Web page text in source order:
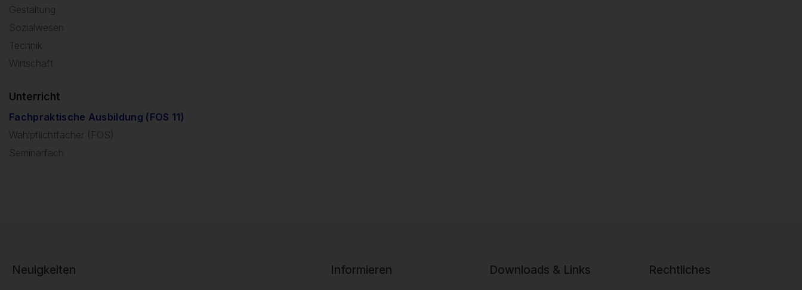
Gestaltung
Sozialwesen
Technik
Wirtschaft
Unterricht
Fachpraktische Ausbildung (FOS 11)
Wahlpflichtfächer (FOS)
Seminarfach
Neuigkeiten Informieren Downloads & Links Rechtliches